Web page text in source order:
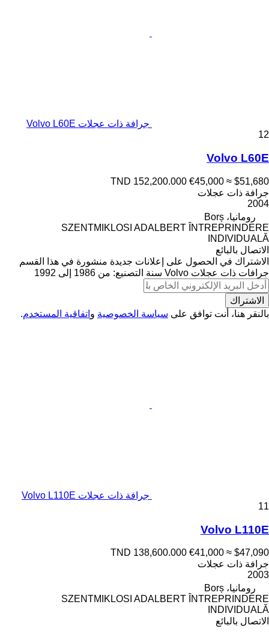
جرافة ذات عجلات Volvo L60E
12
Volvo L60E
TND 152,200.000 €45,000 ≈ $51,680
جرافة ذات عجلات
2004
رومانيا، Borș
SZENTMIKLOSI ADALBERT ÎNTREPRINDERE
INDIVIDUALĂ
الاتصال بالبائع
الاشتراك في الحصول على إعلانات جديدة منشورة في هذا القسم
جرافات ذات عجلات Volvo سنة التصنيع: من 1986 إلى 1992
الاشتراك
بالنقر هنا، أنت توافق على سياسة الخصوصية و اتفاقية المستخدم.
جرافة ذات عجلات Volvo L110E
11
Volvo L110E
TND 138,600.000 €41,000 ≈ $47,090
جرافة ذات عجلات
2003
رومانيا، Borș
SZENTMIKLOSI ADALBERT ÎNTREPRINDERE
INDIVIDUALĂ
الاتصال بالبائع